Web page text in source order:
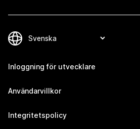
Inloggning för utvecklare
Användarvillkor
Integritetspolicy